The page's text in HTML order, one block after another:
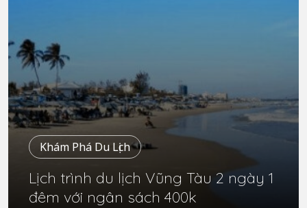
Khám Phá Du Lịch
Lịch trình du lịch Vũng Tàu 2 ngày 1
đêm với ngân sách 400k